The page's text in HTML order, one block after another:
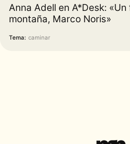
Anna Adell en A*Desk:
montaña, Marco Noris»
Tema: caminar